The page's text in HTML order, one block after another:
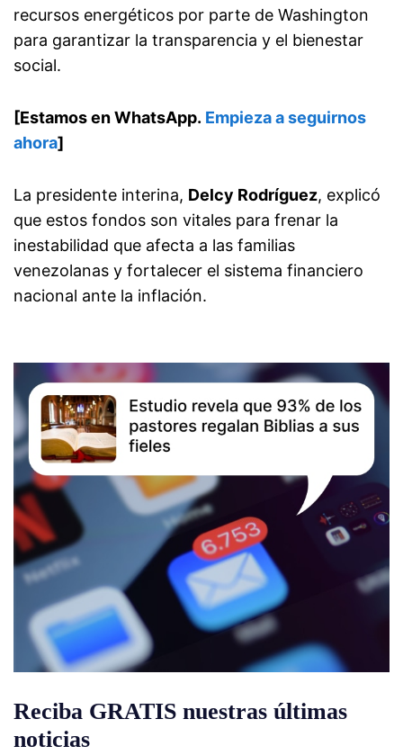
recursos energéticos por parte de Washington
para garantizar la transparencia y el bienestar
social.
[Estamos en WhatsApp. Empieza a seguirnos
ahora]
La presidente interina, Delcy Rodríguez, explicó
que estos fondos son vitales para frenar la
inestabilidad que afecta a las familias
venezolanas y fortalecer el sistema financiero
nacional ante la inflación.
Reciba GRATIS nuestras últimas
noticias